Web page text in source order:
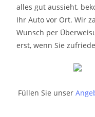
alles gut aussieht,
Ihr Auto vor Ort. Wir
Wunsch per
erst, wenn Sie
Füllen Sie unser